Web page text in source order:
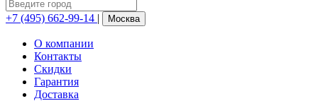
+7 (495) 662-99-14 | Москва
О компании
Контакты
Скидки
Гарантия
Доставка